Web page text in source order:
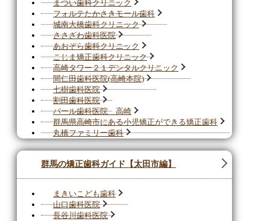
まつい歯科クリニック
フォルテたかさきモール歯科
城南大橋歯科クリニック
ささざわ歯科医院
あおぞら歯科クリニック
こじま矯正歯科クリニック
高崎タワー２１デンタルクリニック
間仁田歯科医院(高崎本院)
七樹歯科医院
割田歯科医院
パール歯科医院 高崎
群馬県高崎市にある小児矯正ができる矯正歯科
丸橋ファミリー歯科
群馬の矯正歯科ガイド【太田市編】
まきいこども歯科
山口歯科医院
長谷川歯科医院